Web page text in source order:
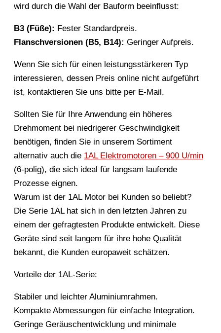
wird durch die Wahl der Bauform beeinflusst:
B3 (Füße): Fester Standardpreis.
Flanschversionen (B5, B14): Geringer Aufpreis.
Wenn Sie sich für einen leistungsstärkeren Typ
interessieren, dessen Preis online nicht aufgeführt
ist, kontaktieren Sie uns bitte per E-Mail.
Sollten Sie für Ihre Anwendung ein höheres
Drehmoment bei niedrigerer Geschwindigkeit
benötigen, finden Sie in unserem Sortiment
alternativ auch die 1AL Elektromotoren – 900 U/min
(6-polig), die sich ideal für langsam laufende
Prozesse eignen.
Warum ist der 1AL Motor bei Kunden so beliebt?
Die Serie 1AL hat sich in den letzten Jahren zu
einem der gefragtesten Produkte entwickelt. Diese
Geräte sind seit langem für ihre hohe Qualität
bekannt, die Kunden europaweit schätzen.
Vorteile der 1AL-Serie:
Stabiler und leichter Aluminiumrahmen.
Kompakte Abmessungen für einfache Integration.
Geringe Geräuschentwicklung und minimale